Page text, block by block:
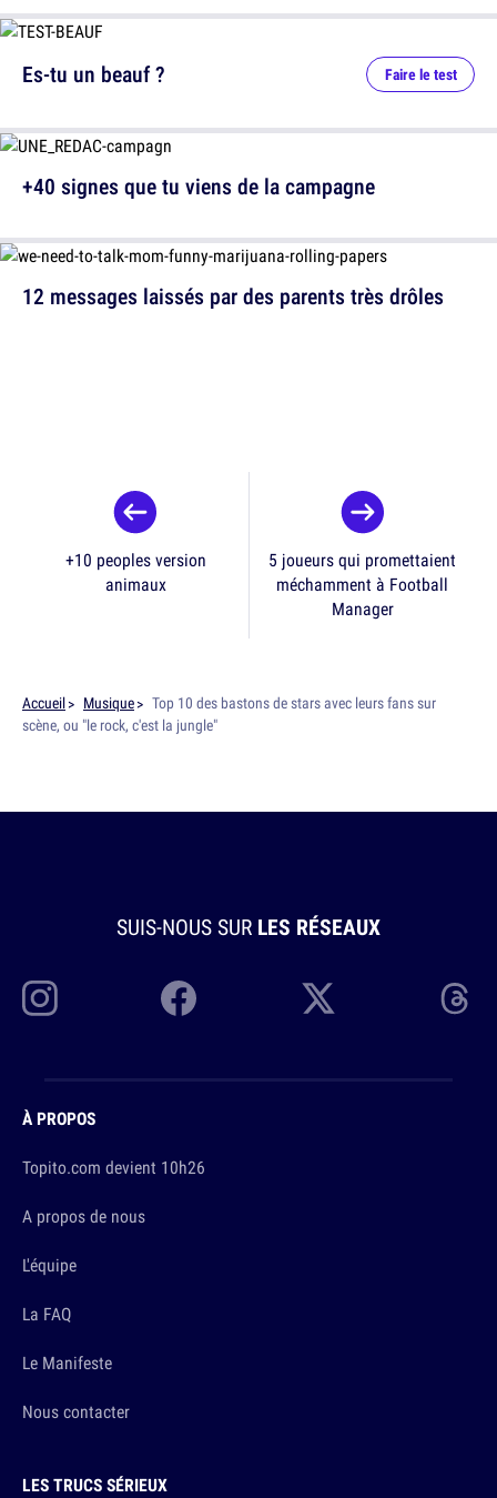
12 messages laissés par des parents très drôles
Es-tu un beauf ? Faire le test
+40 signes que tu viens de la campagne
+10 peoples version
animaux
5 joueurs qui promettaient
méchamment à Football
Manager
Accueil Musique
Top 10 des bastons de stars avec leurs fans sur
scène, ou "le rock, c'est la jungle"
SUIS-NOUS SUR LES RÉSEAUX
À PROPOS
Topito.com devient 10h26
A propos de nous
L'équipe
La FAQ
Le Manifeste
Nous contacter
LES TRUCS SÉRIEUX